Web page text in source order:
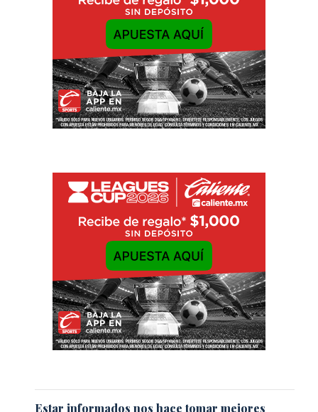
Estar informados nos hace tomar mejores